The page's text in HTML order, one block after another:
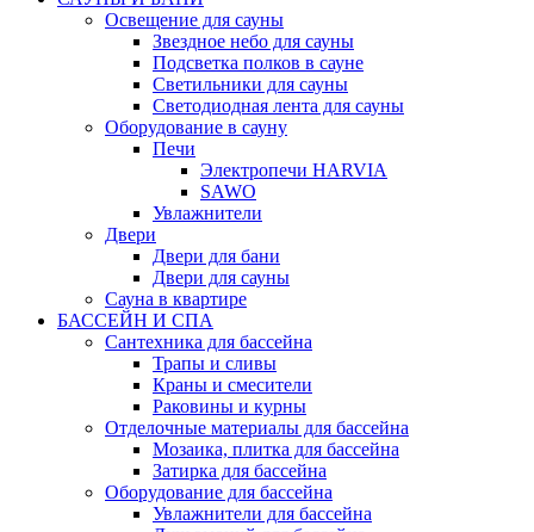
Освещение для сауны
Звездное небо для сауны
Подсветка полков в сауне
Светильники для сауны
Светодиодная лента для сауны
Оборудование в сауну
Печи
Электропечи HARVIA
SAWO
Увлажнители
Двери
Двери для бани
Двери для сауны
Сауна в квартире
БАССЕЙН И СПА
Сантехника для бассейна
Трапы и сливы
Краны и смесители
Раковины и курны
Отделочные материалы для бассейна
Мозаика, плитка для бассейна
Затирка для бассейна
Оборудование для бассейна
Увлажнители для бассейна